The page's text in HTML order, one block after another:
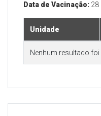
Data de Vacinação: 28
Unidade
Nenhum resultado foi